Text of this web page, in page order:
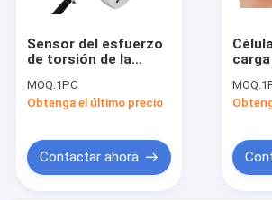
Sensor del esfuerzo
de torsión de la
Reborde-a-reborde
10000 en-libras de
MOQ:1PC
Obtenga el último precio
Contactar ahora
la
MOQ: